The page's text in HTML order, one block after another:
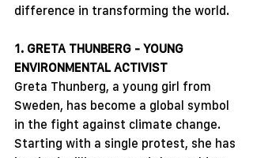
difference in transforming the world.
1. GRETA THUNBERG - YOUNG
ENVIRONMENTAL ACTIVIST
Greta Thunberg, a young girl from
Sweden, has become a global symbol
in the fight against climate change.
Starting with a single protest, she has